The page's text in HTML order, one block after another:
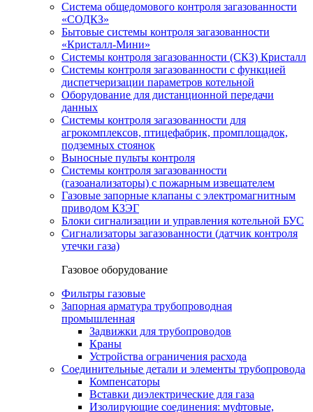
Система общедомового контроля загазованности
«СОДКЗ»
Бытовые системы контроля загазованности
«Кристалл-Мини»
Системы контроля загазованности (СКЗ) Кристалл
Системы контроля загазованности с функцией
диспетчеризации параметров котельной
Оборудование для дистанционной передачи
данных
Системы контроля загазованности для
агрокомплексов, птицефабрик, промплощадок,
подземных стоянок
Выносные пульты контроля
Системы контроля загазованности
(газоанализаторы) с пожарным извещателем
Газовые запорные клапаны с электромагнитным
приводом КЗЭГ
Блоки сигнализации и управления котельной БУС
Сигнализаторы загазованности (датчик контроля
утечки газа)
Газовое оборудование
Фильтры газовые
Запорная арматура трубопроводная
промышленная
Задвижки для трубопроводов
Краны
Устройства ограничения расхода
Соединительные детали и элементы трубопровода
Компенсаторы
Вставки диэлектрические для газа
Изолирующие соединения: муфтовые,